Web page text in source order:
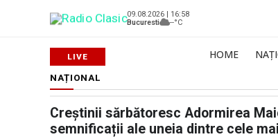
09.08.2026 | 16:58
Bucuresti
--°C
HOME
NAȚIONAL
Creștinii sărbătoresc Adormirea
semnificații ale uneia dintre cele